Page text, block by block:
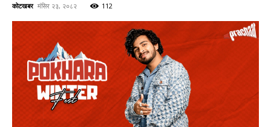
कोटखबर मंसिर २३, २०८२ 112